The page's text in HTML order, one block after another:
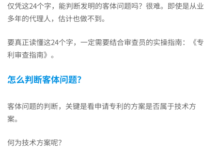
或
规
则、
数
学
仅凭这24个字，能判断发明的客体问题吗？很难。即使是从业
多年的代理人，估计也做不到。
要真正读懂这24个字，一定需要结合审查员的实操指南：《专
利审查指南》。
怎么判断客体问题？
客体问题的判断，关键是看申请专利的方案是否属于技术方
案。
何为技术方案呢？